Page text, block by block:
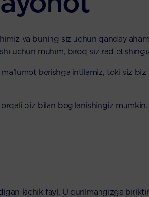
va buning siz uchun qanday
uchun muhim, biroq siz rad
berishga intilamiz, toki siz
orqali biz bilan bog‘lanishingiz mumkin.
kichik fayl. U qurilmangizga